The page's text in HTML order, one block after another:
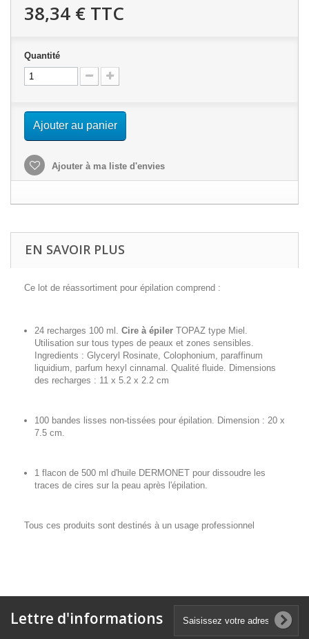
38,34 € TTC
Quantité
Ajouter au panier
Ajouter à ma liste d'envies
EN SAVOIR PLUS
Ce lot de réassortiment pour épilation comprend :
24 recharges 100 ml. Cire à épiler TOPAZ type Miel.
Utilisation sur tous types de peaux et zones sensibles.
Ingredients : Glyceryl Rosinate, Colophonium, paraffinum
liquidium, parfum hexyl cinnamal. Qualité fluide. Dimensions
des recharges : 11 x 5.2 x 2.2 cm
100 bandes lisses non-tissées pour épilation. Dimension : 20 x
7.5 cm.
1 flacon de 500 ml d'huile DERMONET pour dissoudre les
traces de cires sur la peau après l'épilation.
Tous ces produits sont destinés à un usage professionnel
Lettre d'informations